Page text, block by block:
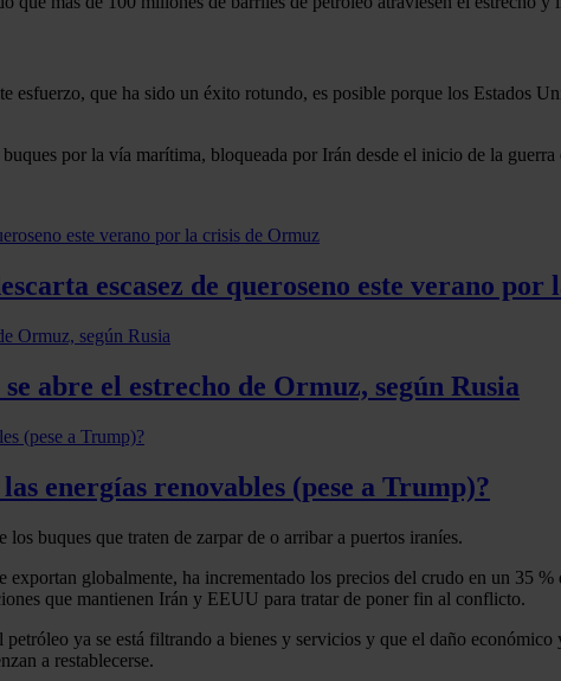
esfuerzo, que ha sido un éxito rotundo, es posible porque los Estados
por la vía marítima, bloqueada por Irán desde el inicio de la guerra
escasez de queroseno este verano por
abre el estrecho de Ormuz, según Rusia
energías renovables (pese a Trump)?
buques que traten de zarpar de o arribar a puertos iraníes.
globalmente, ha incrementado los precios del crudo en un 35
que mantienen Irán y EEUU para tratar de poner fin al conflicto.
ya se está filtrando a bienes y servicios y que el daño
a restablecerse.